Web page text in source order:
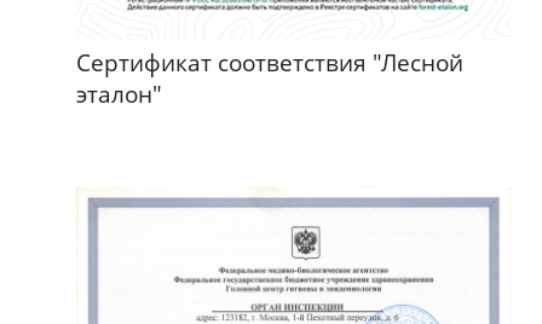
Сертификат соответствия "Лесной
эталон"